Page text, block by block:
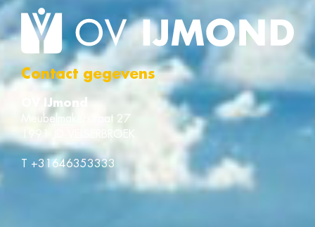
Contact gegevens
OV IJmond
Meubelmakerstraat 27
1991 JD VELSERBROEK
T +31646353333